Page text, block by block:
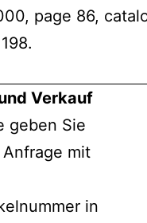
page 86,
Verkauf
geben Sie
Anfrage mit
in